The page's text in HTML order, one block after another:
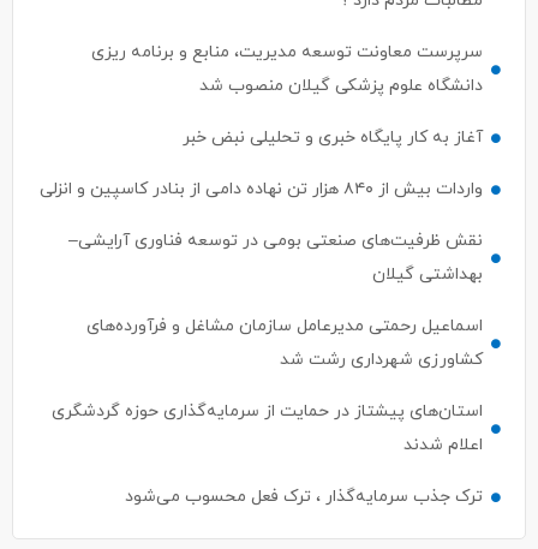
آغاز به کار پایگاه خبری و تحلیلی نبض خبر
واردات بیش از ۸۴۰ هزار تن نهاده دامی از بنادر كاسپین و انزلی
نقش ظرفیت‌های صنعتی بومی در توسعه فناوری آرایشی–
بهداشتی گیلان
اسماعیل رحمتی مدیرعامل سازمان مشاغل و فرآورده‌های
استان‌های پیشتاز در حمایت از سرمایه‌گذاری حوزه گردشگری
ترک جذب سرمایه‌گذار ، ترک فعل محسوب می‌شود